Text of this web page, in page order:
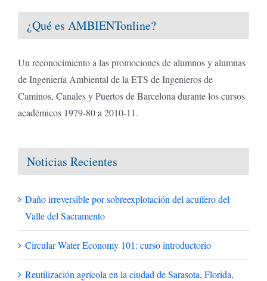
¿Qué es AMBIENTonline?
Un reconocimiento a las promociones de alumnos y alumnas
de Ingeniería Ambiental de la ETS de Ingenieros de
Caminos, Canales y Puertos de Barcelona durante los cursos
académicos 1979-80 a 2010-11.
Noticias Recientes
Daño irreversible por sobreexplotación del acuífero del
Valle del Sacramento
Circular Water Economy 101: curso introductorio
Reutilización agrícola en la ciudad de Sarasota, Florida,